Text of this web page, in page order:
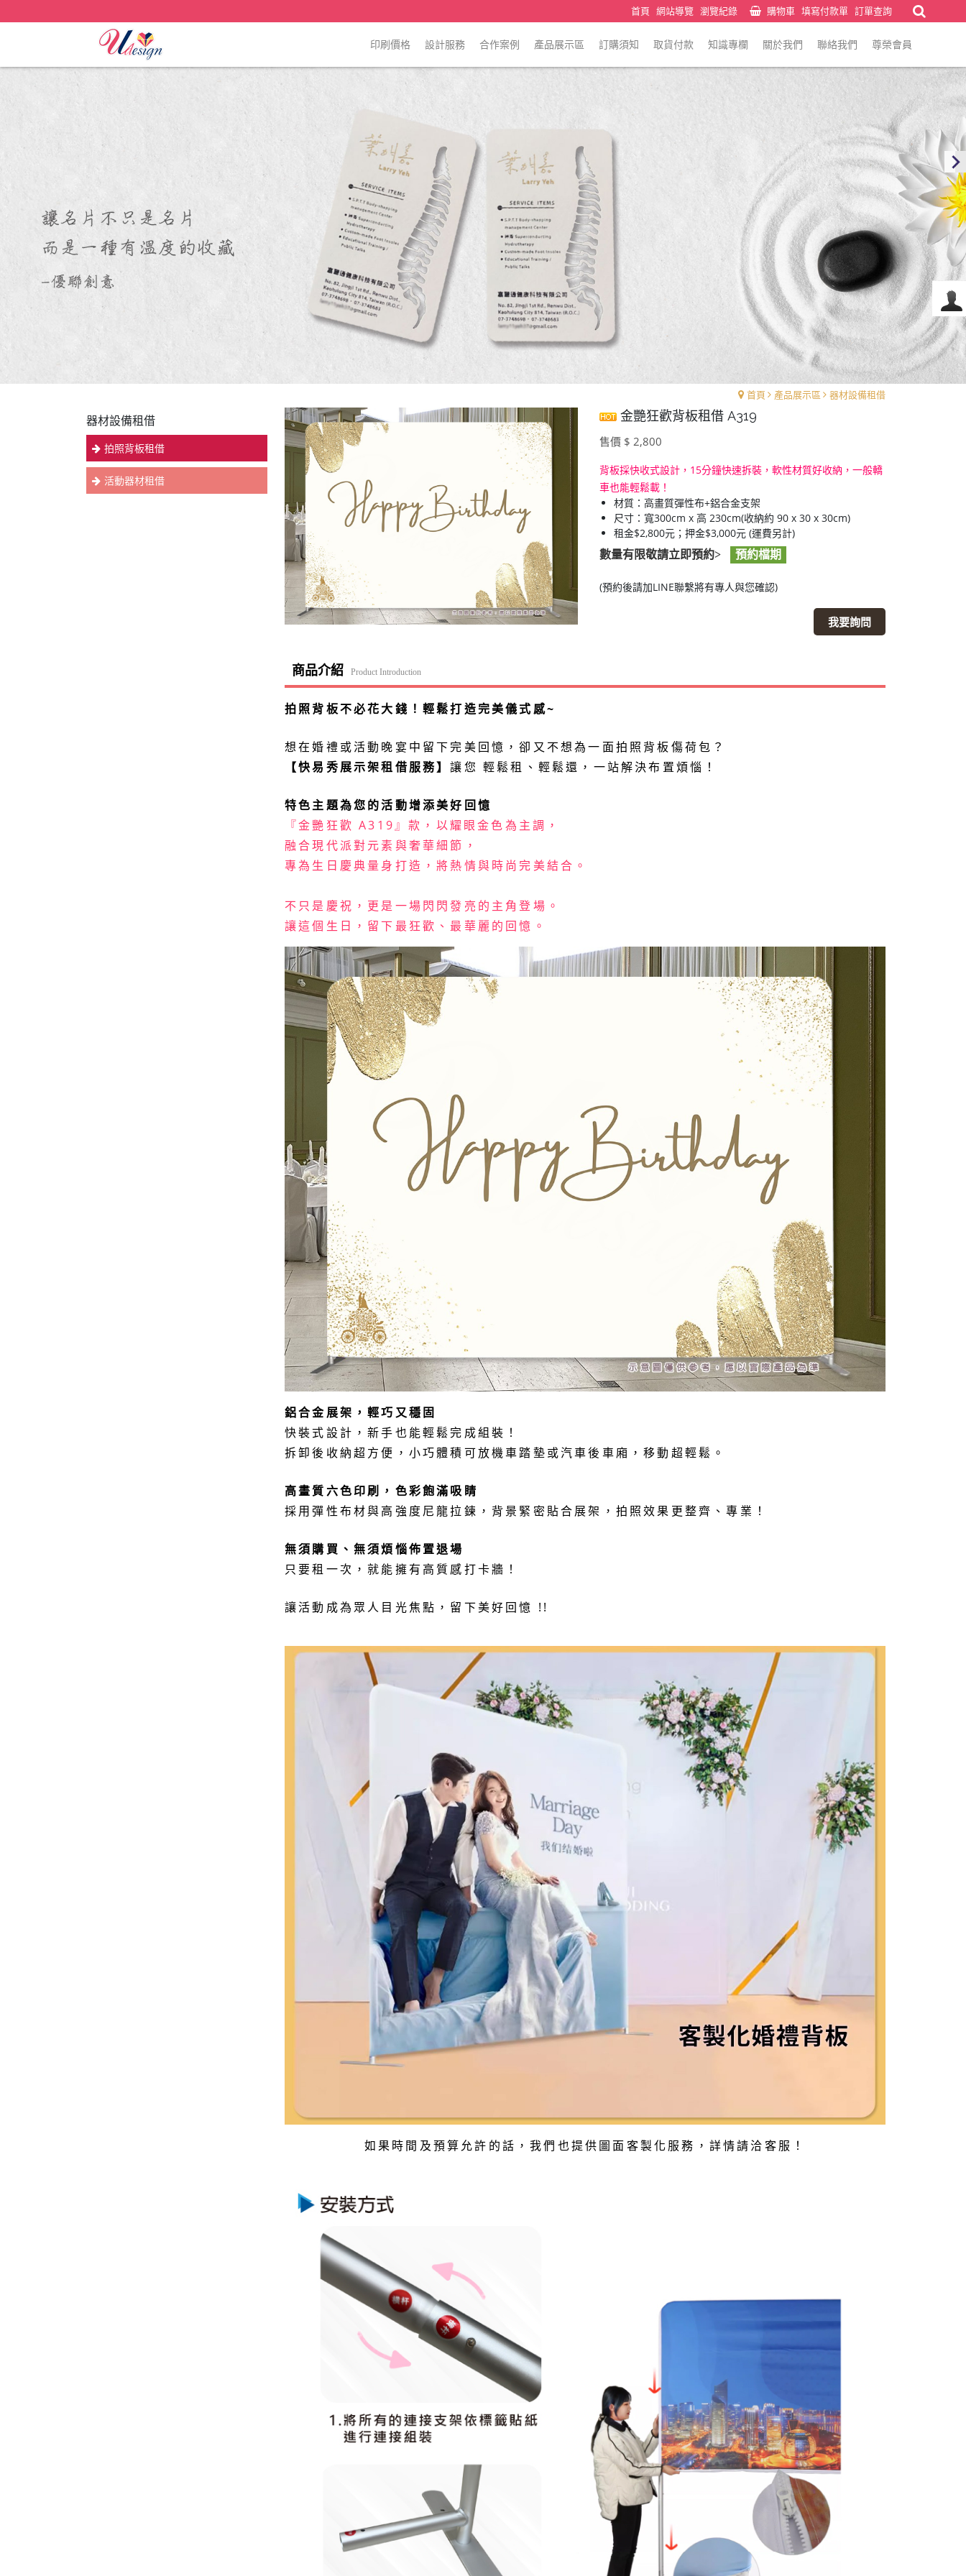
首頁 網站導覽 瀏覽紀錄 購物車 填寫付款單 訂單查詢
印刷價格 設計服務 合作案例 產品展示區 訂購須知 取貨付款 知識專欄 關於我們 聯絡我們 尊榮會員
首頁 產品展示區 器材設備租借
器材設備租借
拍照背板租借
活動器材租借
金艷狂歡背板租借 A319
售價 $ 2,800
背板採快收式設計，15分鐘快速拆裝，軟性材質好收納，一般轎
車也能輕鬆載！
材質：高畫質彈性布+鋁合金支架
尺寸：寬300cm x 高 230cm(收納約 90 x 30 x 30cm)
租金$2,800元；押金$3,000元 (運費另計)
數量有限敬請立即預約> 預約檔期
(預約後請加LINE聯繫將有專人與您確認)
我要詢問
商品介紹 Product Introduction
拍照背板不必花大錢！輕鬆打造完美儀式感~
想在婚禮或活動晚宴中留下完美回憶，卻又不想為一面拍照背板傷荷包？
【快易秀展示架租借服務】讓您 輕鬆租、輕鬆還，一站解決布置煩惱！
特色主題為您的活動增添美好回憶
『金艷狂歡 A319』款，以耀眼金色為主調，
融合現代派對元素與奢華細節，
專為生日慶典量身打造，將熱情與時尚完美結合。
不只是慶祝，更是一場閃閃發亮的主角登場。
讓這個生日，留下最狂歡、最華麗的回憶。
鋁合金展架，輕巧又穩固
快裝式設計，新手也能輕鬆完成組裝！
拆卸後收納超方便，小巧體積可放機車踏墊或汽車後車廂，移動超輕鬆。
高畫質六色印刷，色彩飽滿吸睛
採用彈性布材與高強度尼龍拉鍊，背景緊密貼合展架，拍照效果更整齊、專業！
無須購買、無須煩惱佈置退場
只要租一次，就能擁有高質感打卡牆！
讓活動成為眾人目光焦點，留下美好回憶 !!
如果時間及預算允許的話 ，我們也提供圖面客製化服務，詳情請洽客服！